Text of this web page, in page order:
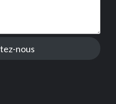
nous